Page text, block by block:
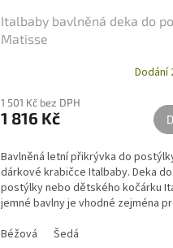
Italbaby bavlněná deka do
Matisse
Dodání
1 501 Kč bez DPH
1 816 Kč
Bavlněná letní přikrývka do
dárkové krabičce Italbaby. Deka do
postýlky nebo dětského kočárku
jemné bavlny je vhodné zejména
Béžová
Šedá